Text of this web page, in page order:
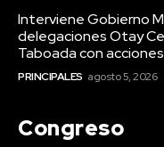
Interviene Gobierno
delegaciones Otay
Taboada con
PRINCIPALES agosto 5, 2026
Congreso